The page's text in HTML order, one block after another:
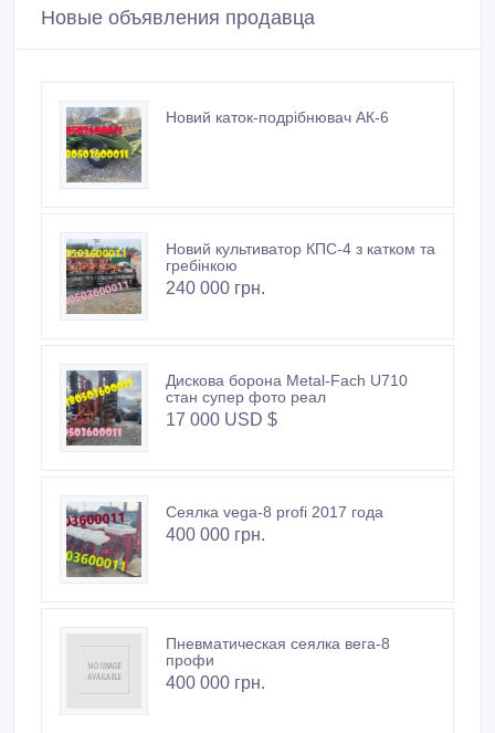
Новые объявления продавца
Новий каток-подрібнювач АК-6
Новий культиватор КПС-4 з катком та
гребінкою
240 000 грн.
Дискова борона Metal-Fach U710
стан супер фото реал
17 000 USD $
Сеялка vega-8 profi 2017 года
400 000 грн.
Пневматическая сеялка вега-8
профи
400 000 грн.